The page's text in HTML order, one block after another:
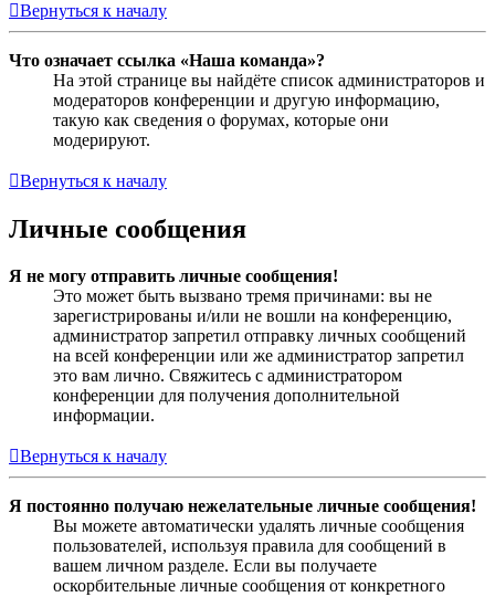
Вернуться к началу
Что означает ссылка «Наша команда»?
На этой странице вы найдёте список администраторов и
модераторов конференции и другую информацию,
такую как сведения о форумах, которые они
модерируют.
Вернуться к началу
Личные сообщения
Я не могу отправить личные сообщения!
Это может быть вызвано тремя причинами: вы не
зарегистрированы и/или не вошли на конференцию,
администратор запретил отправку личных сообщений
на всей конференции или же администратор запретил
это вам лично. Свяжитесь с администратором
конференции для получения дополнительной
информации.
Вернуться к началу
Я постоянно получаю нежелательные личные сообщения!
Вы можете автоматически удалять личные сообщения
пользователей, используя правила для сообщений в
вашем личном разделе. Если вы получаете
оскорбительные личные сообщения от конкретного